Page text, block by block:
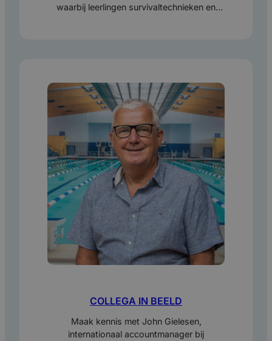
waarbij leerlingen survivaltechnieken en
COLLEGA IN BEELD
Maak kennis met John Gielesen,
internationaal accountmanager bij